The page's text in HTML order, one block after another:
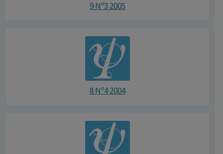
9 Nº3 2005
8 Nº4 2004